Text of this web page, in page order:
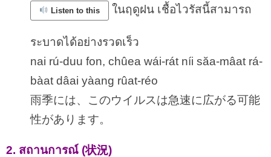
Listen to this ในฤดูฝน เชื้อไวรัสนี้สามารถ
ระบาดได้อย่างรวดเร็ว
nai rú-duu fon, chûea wái-rát níi săa-mâat rá-
bàat dâai yàang rûat-réo
雨季には、このウイルスは急速に広がる可能
性があります。
2. สถานการณ์ (状況)